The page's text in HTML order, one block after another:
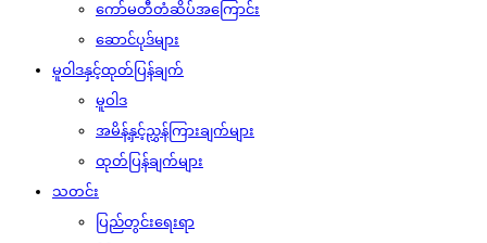
ကော်မတီတံဆိပ်အကြောင်း
ဆောင်ပုဒ်များ
မူဝါဒနှင့်ထုတ်ပြန်ချက်
မူဝါဒ
အမိန့်နှင့်ညွှန်ကြားချက်များ
ထုတ်ပြန်ချက်များ
သတင်း
ပြည်တွင်းရေးရာ